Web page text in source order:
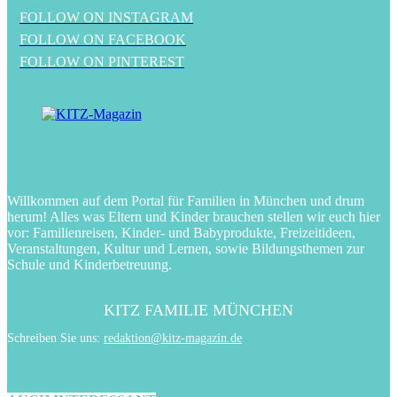
FOLLOW ON INSTAGRAM
FOLLOW ON FACEBOOK
FOLLOW ON PINTEREST
Willkommen auf dem Portal für Familien in München und drum
herum! Alles was Eltern und Kinder brauchen stellen wir euch hier
vor: Familienreisen, Kinder- und Babyprodukte, Freizeitideen,
Veranstaltungen, Kultur und Lernen, sowie Bildungsthemen zur
Schule und Kinderbetreuung.
KITZ FAMILIE MÜNCHEN
Schreiben Sie uns: redaktion@kitz-magazin.de